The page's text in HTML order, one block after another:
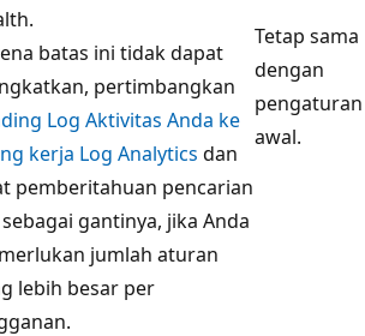
batas ini tidak dapat
pertimbangkan
Log Aktivitas Anda ke
kerja Log Analytics dan
pemberitahuan pencarian
gantinya, jika Anda
jumlah aturan
lebih besar per
Tetap sama
dengan
pengaturan
awal.